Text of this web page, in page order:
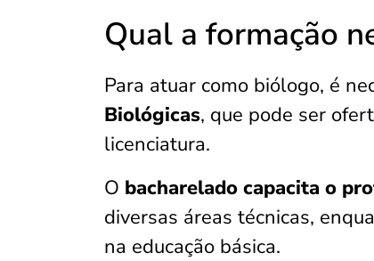
Qual a formação
Para atuar como biólogo, é
Biológicas, que pode ser
licenciatura.
O bacharelado capacita o
diversas áreas técnicas,
na educação básica.